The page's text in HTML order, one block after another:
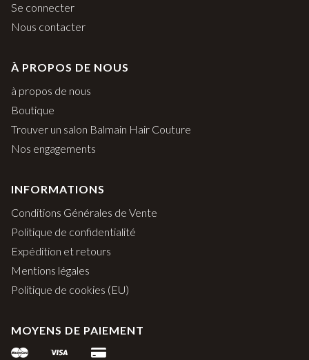
Se connecter
Nous contacter
À PROPOS DE NOUS
à propos de nous
Boutique
Trouver un salon Balmain Hair Couture
Nos engagements
INFORMATIONS
Conditions Générales de Vente
Politique de confidentialité
Expédition et retours
Mentions légales
Politique de cookies (EU)
MOYENS DE PAIEMENT